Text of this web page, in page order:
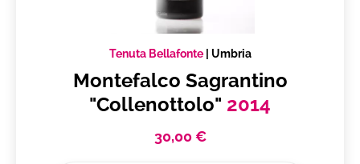
Tenuta Bellafonte| Umbria
Montefalco Sagrantino
"Collenottolo" 2014
30,00 €